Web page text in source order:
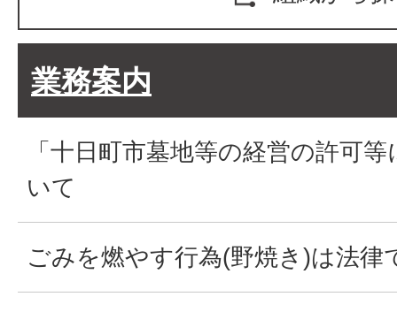
業務案内
「十日町市墓地等の経営の許可
いて
ごみを燃やす行為(野焼き)は法律